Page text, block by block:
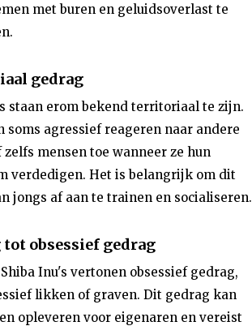
met buren en geluidsoverlast te
gedrag
staan erom bekend territoriaal te zijn.
soms agressief reageren naar andere
zelfs mensen toe wanneer ze hun
verdedigen. Het is belangrijk om dit
jongs af aan te trainen en socialiseren.
obsessief gedrag
Inu's vertonen obsessief gedrag,
likken of graven. Dit gedrag kan
opleveren voor eigenaren en vereist